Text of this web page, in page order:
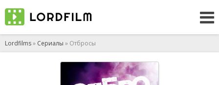
Lordfilms» Сериалы » Отбросы